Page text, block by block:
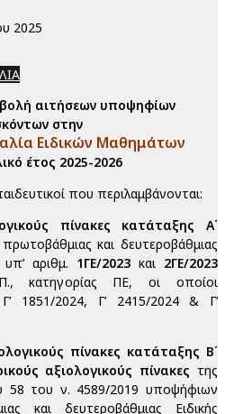
2025
αιτήσεων υποψηφίων
στην
Ειδικών Μαθημάτων
έτος 2025-2026
που περιλαμβάνονται:
πίνακες κατάταξης Α΄
και δευτεροβάθμιας
αριθμ. 1ΓΕ/2023 και 2ΓΕ/2023
κατηγορίας ΠΕ, οι οποίοι
1851/2024, Γ’ 2415/2024 & Γ’
πίνακες κατάταξης Β΄
αξιολογικούς πίνακες της
58 του ν. 4589/2019 υποψήφιων
και δευτεροβάθμιας Ειδικής